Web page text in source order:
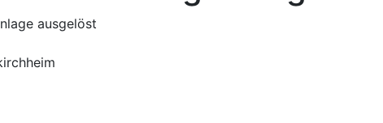
ausgelöst